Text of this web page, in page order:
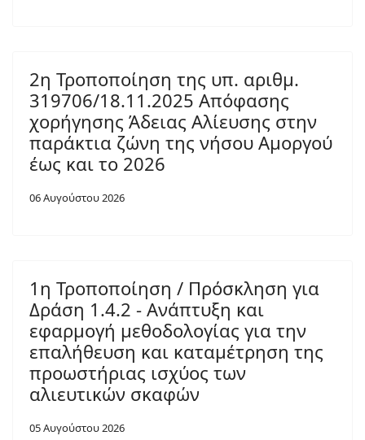
2η Τροποποίηση της υπ. αριθμ.
319706/18.11.2025 Απόφασης
χορήγησης Άδειας Αλίευσης στην
παράκτια ζώνη της νήσου Αμοργού
έως και το 2026
06 Αυγούστου 2026
1η Τροποποίηση / Πρόσκληση για
Δράση 1.4.2 - Ανάπτυξη και
εφαρμογή μεθοδολογίας για την
επαλήθευση και καταμέτρηση της
προωστήριας ισχύος των
αλιευτικών σκαφών
05 Αυγούστου 2026